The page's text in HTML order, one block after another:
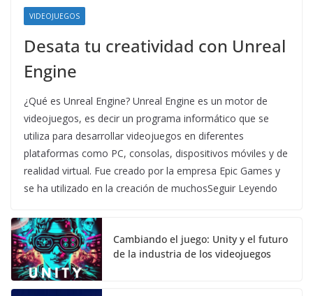
VIDEOJUEGOS
Desata tu creatividad con Unreal
Engine
¿Qué es Unreal Engine? Unreal Engine es un motor de
videojuegos, es decir un programa informático que se
utiliza para desarrollar videojuegos en diferentes
plataformas como PC, consolas, dispositivos móviles y de
realidad virtual. Fue creado por la empresa Epic Games y
se ha utilizado en la creación de muchosSeguir Leyendo
Cambiando el juego: Unity y el futuro
de la industria de los videojuegos